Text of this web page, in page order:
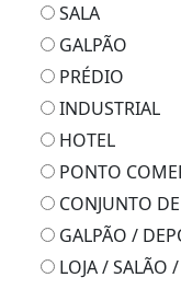
SALA
GALPÃO
PRÉDIO
INDUSTRIAL
HOTEL
PONTO
CONJUNTO
GALPÃO /
LOJA / SALÃO